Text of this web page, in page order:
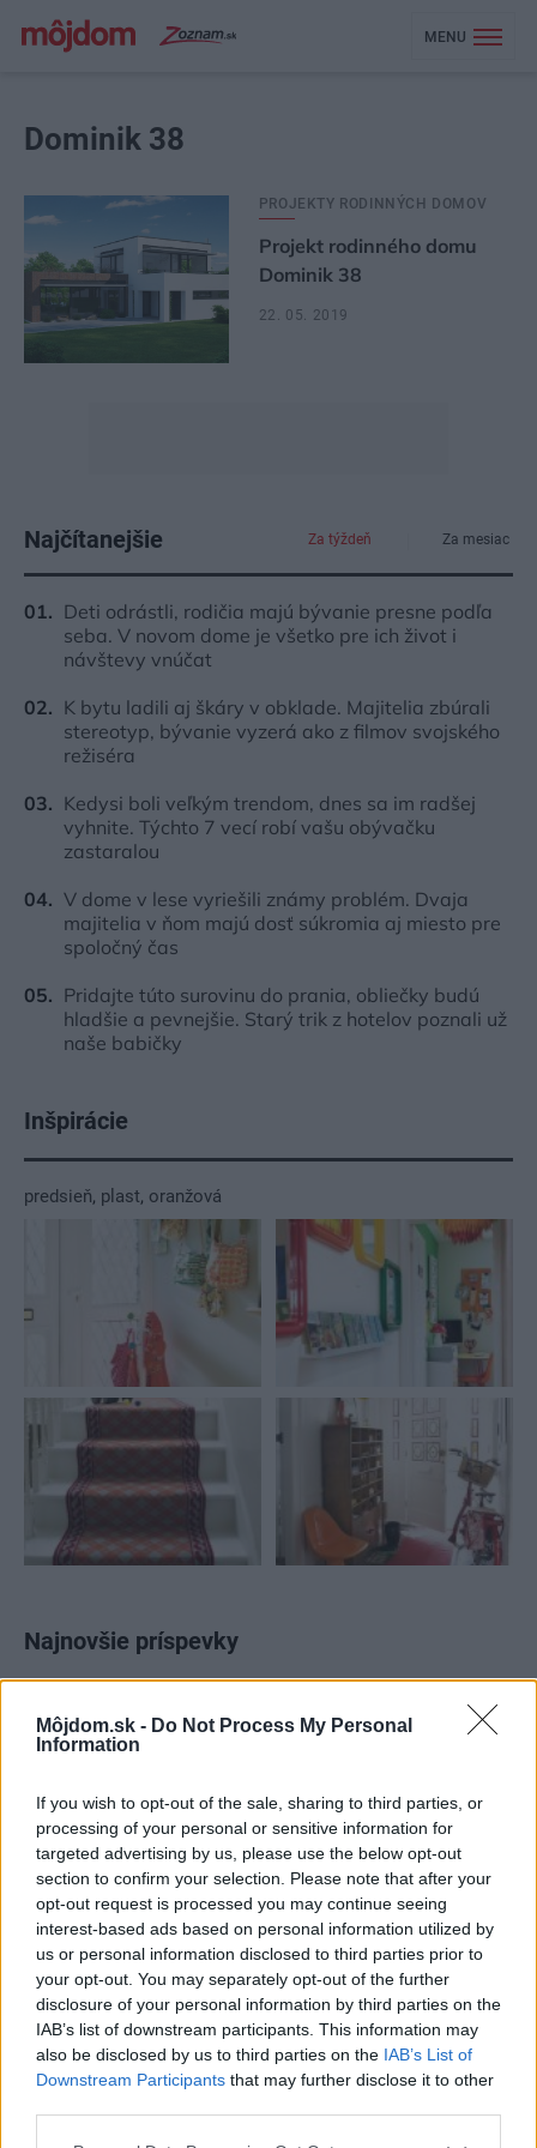
Môjdom.sk - Do Not Process My Personal
Information
If you wish to opt-out of the sale, sharing to third parties, or
processing of your personal or sensitive information for
targeted advertising by us, please use the below opt-out
section to confirm your selection. Please note that after your
opt-out request is processed you may continue seeing
interest-based ads based on personal information utilized by
us or personal information disclosed to third parties prior to
your opt-out. You may separately opt-out of the further
disclosure of your personal information by third parties on the
IAB’s list of downstream participants. This information may
also be disclosed by us to third parties on the IAB’s List of
Downstream Participants that may further disclose it to other
MENU
Dominik 38
PROJEKTY RODINNÝCH DOMOV
Projekt rodinného domu
Dominik 38
22. 05. 2019
Najčítanejšie Za týždeň Za mesiac
Deti odrástli, rodičia majú bývanie presne podľa
seba. V novom dome je všetko pre ich život i
návštevy vnúčat
K bytu ladili aj škáry v obklade. Majitelia zbúrali
stereotyp, bývanie vyzerá ako z filmov svojského
režiséra
Kedysi boli veľkým trendom, dnes sa im radšej
vyhnite. Týchto 7 vecí robí vašu obývačku
zastaralou
V dome v lese vyriešili známy problém. Dvaja
majitelia v ňom majú dosť súkromia aj miesto pre
spoločný čas
Pridajte túto surovinu do prania, obliečky budú
hladšie a pevnejšie. Starý trik z hotelov poznali už
naše babičky
Inšpirácie
predsieň, plast, oranžová
Najnovšie príspevky
Re: Takto sa rieši málo úložného miesta. V tomto byte
stačil jeden prvok | Môjdom.sk
Re: Takto sa rieši málo úložného miesta. V tomto byte
stačil jeden prvok | Môjdom.sk
Dizajn je to nádherný, tá brezová preglejka a čisté línie vyzerajú super.
Ale vždy, keď…
Re: Toto je najväčší mýtus pri ošetrení dreva a môže vás
vyjsť draho. Ako ho ochrániť pred hnitím a škodcami?
clovek by cakal ze vysusene drahe drevo bolo predtym naparovane aby
sa zbavilo zarodkov skodcov...